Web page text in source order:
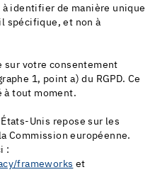
identifier de manière unique
spécifique, et non à
sur votre consentement
1, point a) du RGPD. Ce
à tout moment.
Unis repose sur les
Commission européenne.
:
frameworks et